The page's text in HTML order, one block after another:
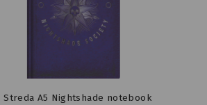
Streda A5 Nightshade notebook